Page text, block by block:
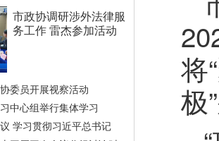
市政协调研涉外法律服
务工作 雷杰参加活动
委员开展视察活动
中心组举行集体学习
学习贯彻习近平总书记
将
极